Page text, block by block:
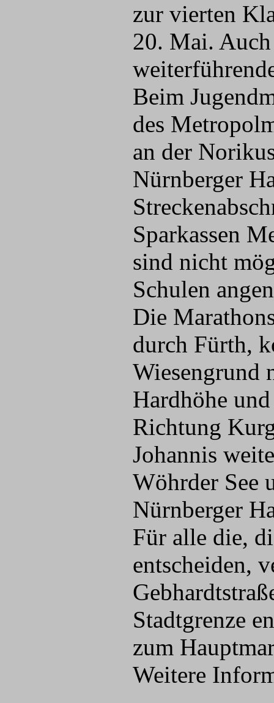
zur vierten
20. Mai.
Beim
des
an der
Nürnberger
Sparkassen
sind nicht
Schulen
Die
durch Fürth,
Wiesengrund
Hardhöhe
Richtung
Johannis
Wöhrder See
Nürnberger
Für alle die,
entscheiden,
Stadtgrenze
zum
Weitere